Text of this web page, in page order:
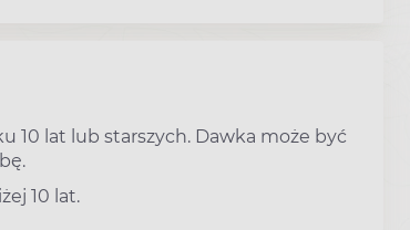
10 lat lub starszych. Dawka może być
10 lat.